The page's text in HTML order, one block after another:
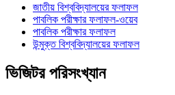
জাতীয় বিশ্ববিদ্যালয়ের ফলাফল
পাবলিক পরীক্ষার ফলাফল-ওয়েব
পাবলিক পরীক্ষার ফলাফল
উন্মুক্ত বিশ্ববিদ্যালয়ের ফলাফল
ভিজিটর পরিসংখ্যান